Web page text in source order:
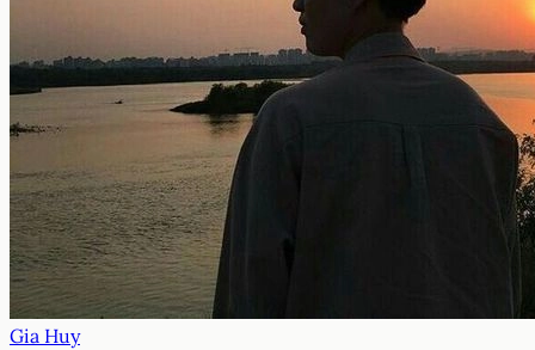
Gia Huy